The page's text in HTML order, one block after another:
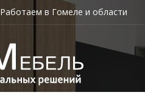
Работаем в Гомеле и области